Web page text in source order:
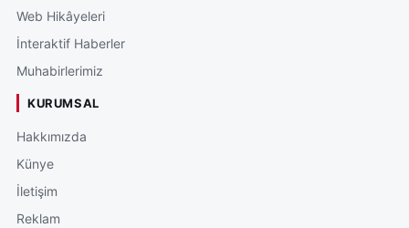
Web Hikâyeleri
İnteraktif Haberler
Muhabirlerimiz
KURUMSAL
Hakkımızda
Künye
İletişim
Reklam